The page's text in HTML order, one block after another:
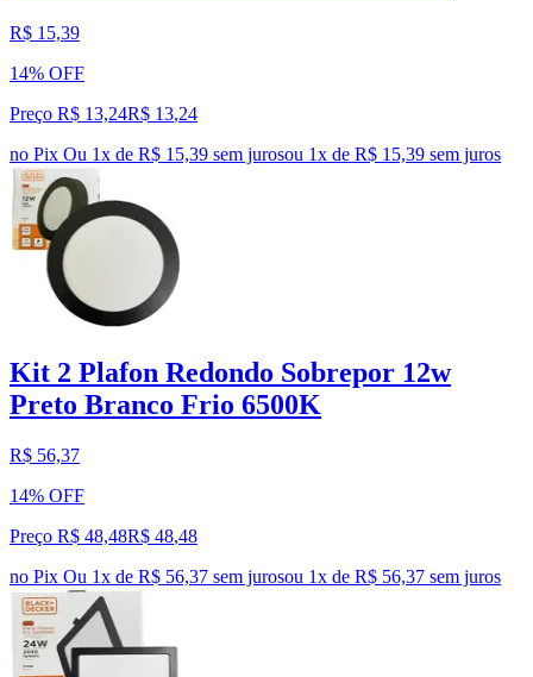
R$ 15,39
14% OFF
Preço R$ 13,24R$ 13,24
no Pix Ou 1x de R$ 15,39 sem jurosou 1x de R$ 15,39 sem juros
Kit 2 Plafon Redondo Sobrepor 12w
Preto Branco Frio 6500K
R$ 56,37
14% OFF
Preço R$ 48,48R$ 48,48
no Pix Ou 1x de R$ 56,37 sem jurosou 1x de R$ 56,37 sem juros